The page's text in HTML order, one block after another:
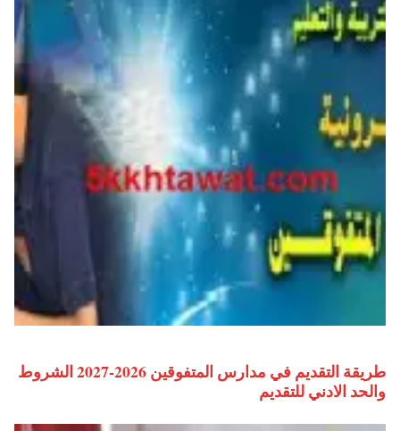
طريقة التقديم في مدارس المتفوقين 2026-2027 الشروط
والحد الادني للتقديم